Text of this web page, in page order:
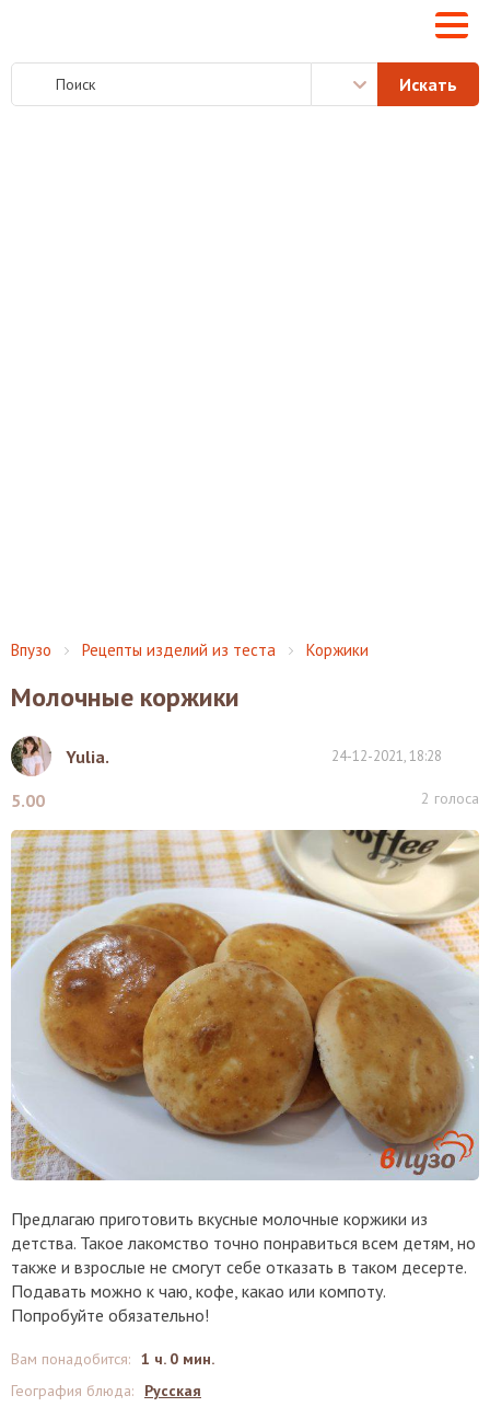
Впузо Рецепты изделий из теста Коржики
Молочные коржики
Yulia. 24-12-2021, 18:28
5.00 2 голоса
Предлагаю приготовить вкусные молочные коржики из
детства. Такое лакомство точно понравиться всем детям, но
также и взрослые не смогут себе отказать в таком десерте.
Подавать можно к чаю, кофе, какао или компоту.
Попробуйте обязательно!
Вам понадобится: 1 ч. 0 мин.
География блюда:
Русская